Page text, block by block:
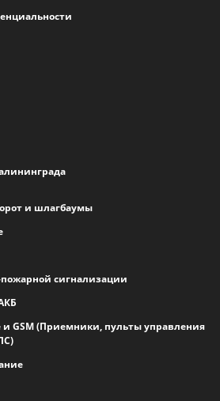
и шлагбаумы
сигнализации
GSM (Приемники, пульты управления